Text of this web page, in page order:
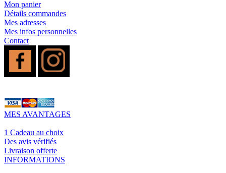
Mon panier
Détails commandes
Mes adresses
Mes infos personnelles
Contact
MES AVANTAGES
1 Cadeau au choix
Des avis vérifiés
Livraison offerte
INFORMATIONS